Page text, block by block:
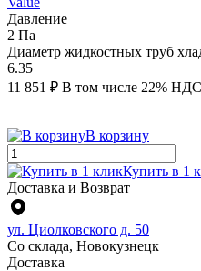
Давление
2 Па
Диаметр жидкостных труб
6.35
11 851 ₽ В том числе 22% НДС
В корзину
Купить в 1
Доставка и Возврат
ул. Циолковского д. 50
Со склада, Новокузнецк
Доставка